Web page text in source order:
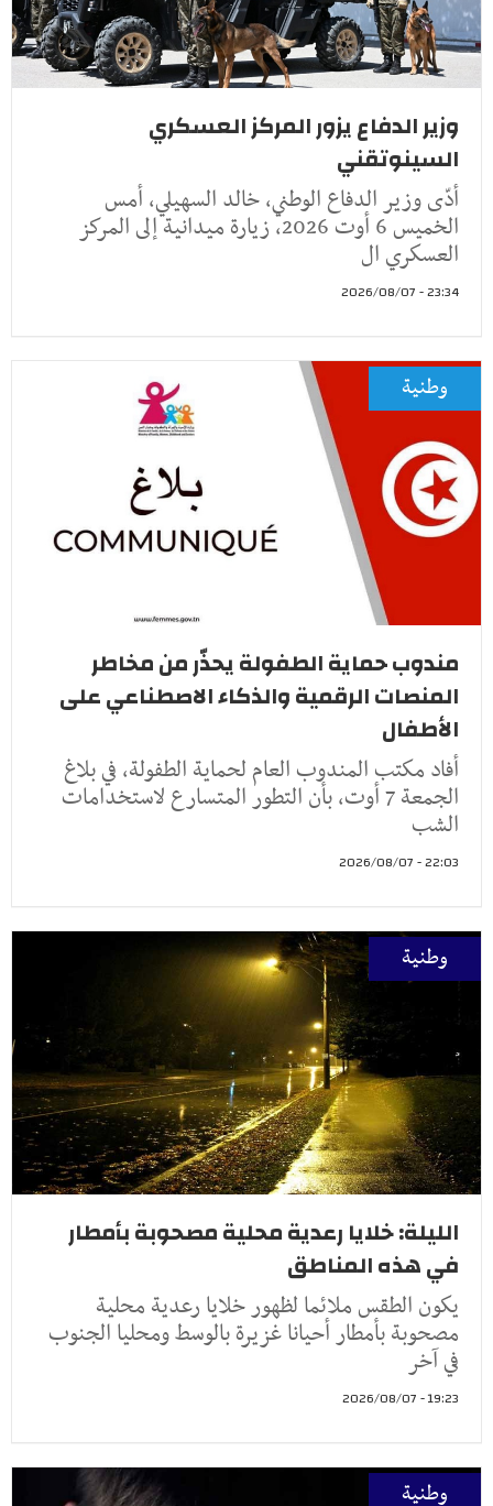
وزير الدفاع يزور المركز العسكري
السينوتقني
أدّى وزير الدفاع الوطني، خالد السهيلي، أمس
الخميس 6 أوت 2026، زيارة ميدانية إلى المركز
العسكري ال
23:34 - 2026/08/07
وطنية
مندوب حماية الطفولة يحذّر من مخاطر
المنصات الرقمية والذكاء الاصطناعي على
الأطفال
أفاد مكتب المندوب العام لحماية الطفولة، في بلاغ
الجمعة 7 أوت، بأن التطور المتسارع لاستخدامات
الشب
22:03 - 2026/08/07
وطنية
الليلة: خلايا رعدية محلية مصحوبة بأمطار
في هذه المناطق
يكون الطقس ملائما لظهور خلايا رعدية محلية
مصحوبة بأمطار أحيانا غزيرة بالوسط ومحليا الجنوب
في آخر
19:23 - 2026/08/07
وطنية